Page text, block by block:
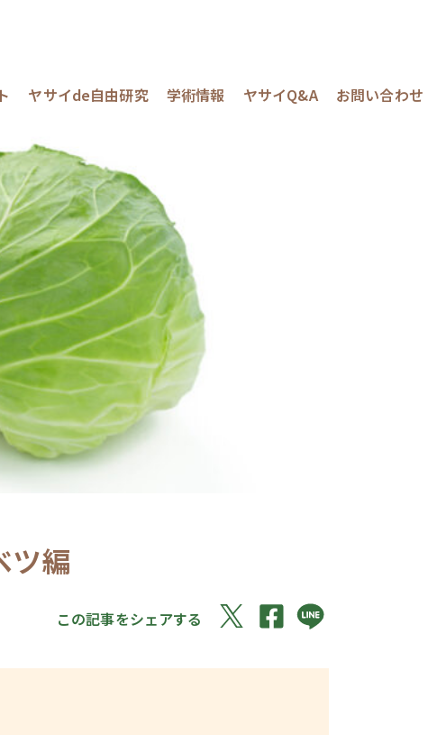
ヤサイde自由研究 学術情報 ヤサイQ&A お問い合わせ
ツ編
この記事をシェアする